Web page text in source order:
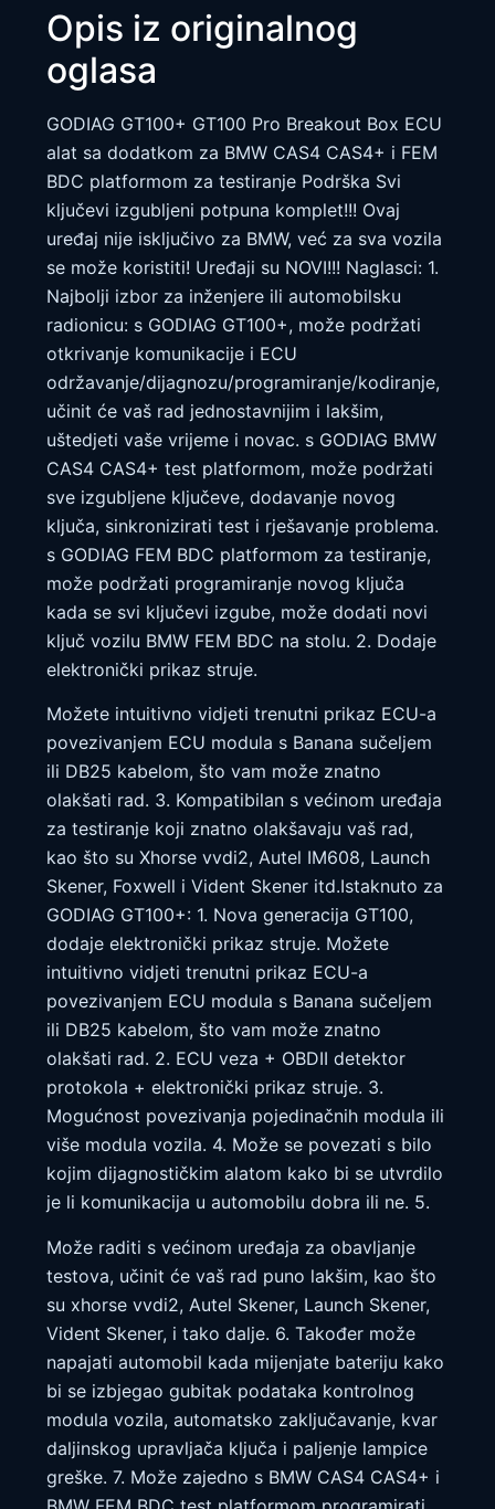
Opis iz originalnog
oglasa
GODIAG GT100+ GT100 Pro Breakout Box ECU
alat sa dodatkom za BMW CAS4 CAS4+ i FEM
BDC platformom za testiranje Podrška Svi
ključevi izgubljeni potpuna komplet!!! Ovaj
uređaj nije isključivo za BMW, već za sva vozila
se može koristiti! Uređaji su NOVI!!! Naglasci: 1.
Najbolji izbor za inženjere ili automobilsku
radionicu: s GODIAG GT100+, može podržati
otkrivanje komunikacije i ECU
održavanje/dijagnozu/programiranje/kodiranje,
učinit će vaš rad jednostavnijim i lakšim,
uštedjeti vaše vrijeme i novac. s GODIAG BMW
CAS4 CAS4+ test platformom, može podržati
sve izgubljene ključeve, dodavanje novog
ključa, sinkronizirati test i rješavanje problema.
s GODIAG FEM BDC platformom za testiranje,
može podržati programiranje novog ključa
kada se svi ključevi izgube, može dodati novi
ključ vozilu BMW FEM BDC na stolu. 2. Dodaje
elektronički prikaz struje.
Možete intuitivno vidjeti trenutni prikaz ECU-a
povezivanjem ECU modula s Banana sučeljem
ili DB25 kabelom, što vam može znatno
olakšati rad. 3. Kompatibilan s većinom uređaja
za testiranje koji znatno olakšavaju vaš rad,
kao što su Xhorse vvdi2, Autel IM608, Launch
Skener, Foxwell i Vident Skener itd.Istaknuto za
GODIAG GT100+: 1. Nova generacija GT100,
dodaje elektronički prikaz struje. Možete
intuitivno vidjeti trenutni prikaz ECU-a
povezivanjem ECU modula s Banana sučeljem
ili DB25 kabelom, što vam može znatno
olakšati rad. 2. ECU veza + OBDII detektor
protokola + elektronički prikaz struje. 3.
Mogućnost povezivanja pojedinačnih modula ili
više modula vozila. 4. Može se povezati s bilo
kojim dijagnostičkim alatom kako bi se utvrdilo
je li komunikacija u automobilu dobra ili ne. 5.
Može raditi s većinom uređaja za obavljanje
testova, učinit će vaš rad puno lakšim, kao što
su xhorse vvdi2, Autel Skener, Launch Skener,
Vident Skener, i tako dalje. 6. Također može
napajati automobil kada mijenjate bateriju kako
bi se izbjegao gubitak podataka kontrolnog
modula vozila, automatsko zaključavanje, kvar
daljinskog upravljača ključa i paljenje lampice
greške. 7. Može zajedno s BMW CAS4 CAS4+ i